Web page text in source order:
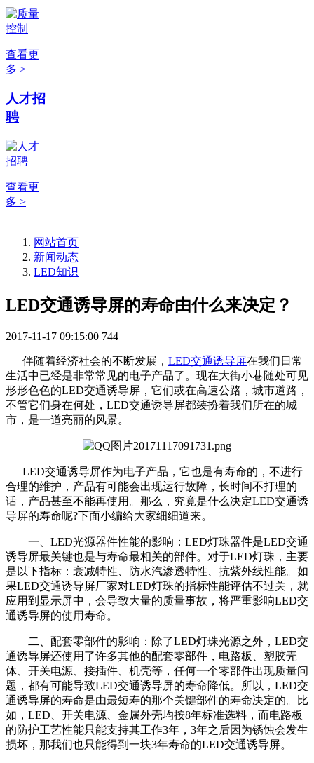
查看更
多 >
人才招
聘
查看更
多 >
网站首页
新闻动态
LED知识
LED交通诱导屏的寿命由什么来决定？
2017-11-17 09:15:00 744
伴随着经济社会的不断发展， LED交通诱导屏在我们日常
生活中已经是非常常见的电子产品了。现在大街小巷随处可见
形形色色的LED交通诱导屏，它们或在高速公路，城市道路，
不管它们身在何处，LED交通诱导屏都装扮着我们所在的城
市，是一道亮丽的风景。
LED交通诱导屏作为电子产品，它也是有寿命的，不进行
合理的维护，产品有可能会出现运行故障，长时间不打理的
话，产品甚至不能再使用。那么，究竟是什么决定LED交通诱
导屏的寿命呢?下面小编给大家细细道来。
一、LED光源器件性能的影响：LED灯珠器件是LED交通
诱导屏最关键也是与寿命最相关的部件。对于LED灯珠，主要
是以下指标：衰减特性、防水汽渗透特性、抗紫外线性能。如
果LED交通诱导屏厂家对LED灯珠的指标性能评估不过关，就
应用到显示屏中，会导致大量的质量事故，将严重影响LED交
通诱导屏的使用寿命。
二、配套零部件的影响：除了LED灯珠光源之外，LED交
通诱导屏还使用了许多其他的配套零部件，电路板、塑胶壳
体、开关电源、接插件、机壳等，任何一个零部件出现质量问
题，都有可能导致LED交通诱导屏的寿命降低。所以，LED交
通诱导屏的寿命是由最短寿的那个关键部件的寿命决定的。比
如，LED、开关电源、金属外壳均按8年标准选料，而电路板
的防护工艺性能只能支持其工作3年，3年之后因为锈蚀会发生
损坏，那我们也只能得到一块3年寿命的LED交通诱导屏。